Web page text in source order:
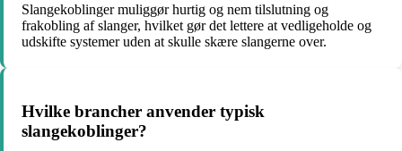
Slangekoblinger muliggør hurtig og nem tilslutning og
frakobling af slanger, hvilket gør det lettere at vedligeholde og
udskifte systemer uden at skulle skære slangerne over.
Hvilke brancher anvender typisk
slangekoblinger?